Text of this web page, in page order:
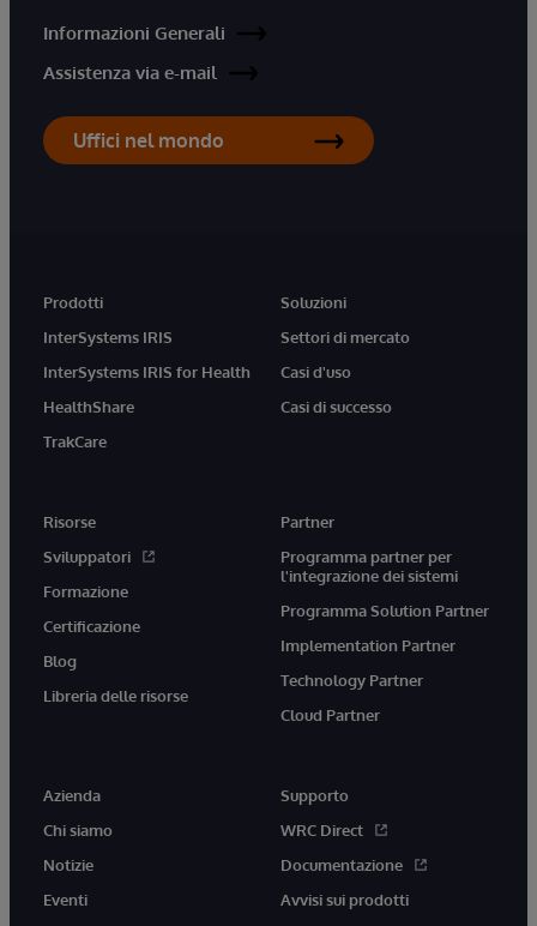
Informazioni Generali
Assistenza via e-mail
Uffici nel mondo
Prodotti
InterSystems IRIS
InterSystems IRIS for Health
HealthShare
TrakCare
Soluzioni
Settori di mercato
Casi d'uso
Casi di successo
Risorse
Sviluppatori
Formazione
Certificazione
Blog
Libreria delle risorse
Partner
Programma partner per
l'integrazione dei sistemi
Programma Solution Partner
Implementation Partner
Technology Partner
Cloud Partner
Azienda
Chi siamo
Notizie
Eventi
Supporto
WRC Direct
Documentazione
Avvisi sui prodotti